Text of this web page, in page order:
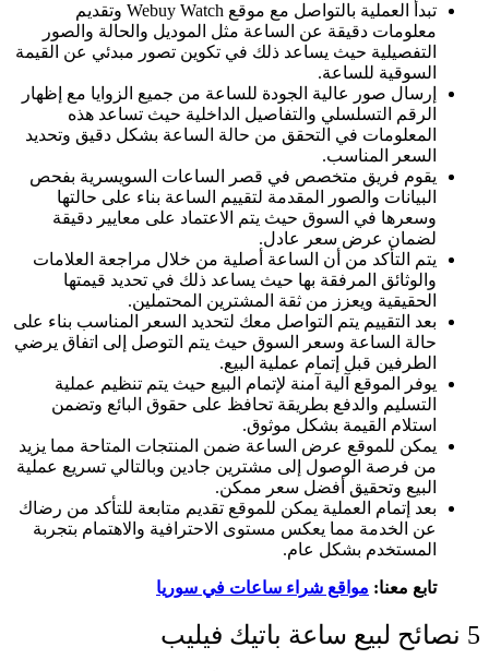
تبدأ العملية بالتواصل مع موقع Webuy Watch وتقديم
معلومات دقيقة عن الساعة مثل الموديل والحالة والصور
التفصيلية حيث يساعد ذلك في تكوين تصور مبدئي عن القيمة
السوقية للساعة.
إرسال صور عالية الجودة للساعة من جميع الزوايا مع إظهار
الرقم التسلسلي والتفاصيل الداخلية حيث تساعد هذه
المعلومات في التحقق من حالة الساعة بشكل دقيق وتحديد
السعر المناسب.
يقوم فريق متخصص في قصر الساعات السويسرية بفحص
البيانات والصور المقدمة لتقييم الساعة بناء على حالتها
وسعرها في السوق حيث يتم الاعتماد على معايير دقيقة
لضمان عرض سعر عادل.
يتم التأكد من أن الساعة أصلية من خلال مراجعة العلامات
والوثائق المرفقة بها حيث يساعد ذلك في تحديد قيمتها
الحقيقية ويعزز من ثقة المشترين المحتملين.
بعد التقييم يتم التواصل معك لتحديد السعر المناسب بناء على
حالة الساعة وسعر السوق حيث يتم التوصل إلى اتفاق يرضي
الطرفين قبل إتمام عملية البيع.
يوفر الموقع آلية آمنة لإتمام البيع حيث يتم تنظيم عملية
التسليم والدفع بطريقة تحافظ على حقوق البائع وتضمن
استلام القيمة بشكل موثوق.
يمكن للموقع عرض الساعة ضمن المنتجات المتاحة مما يزيد
من فرصة الوصول إلى مشترين جادين وبالتالي تسريع عملية
البيع وتحقيق أفضل سعر ممكن.
بعد إتمام العملية يمكن للموقع تقديم متابعة للتأكد من رضاك
عن الخدمة مما يعكس مستوى الاحترافية والاهتمام بتجربة
المستخدم بشكل عام.
تابع معنا: مواقع شراء ساعات في سوريا
5 نصائح لبيع ساعة باتيك فيليب